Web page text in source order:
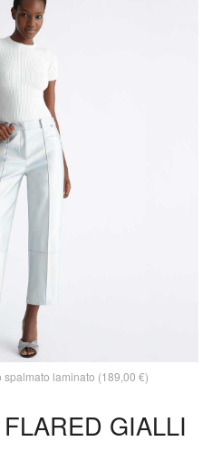
laminato (189,00 €)
GIALLI